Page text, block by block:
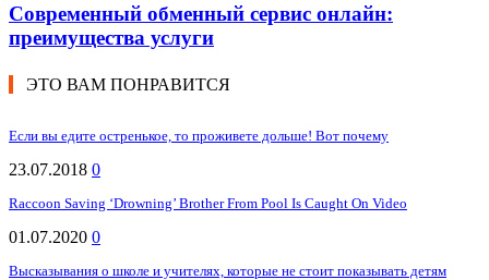
Современный обменный сервис онлайн:
преимущества услуги
ЭТО ВАМ ПОНРАВИТСЯ
Если вы едите остренькое, то проживете дольше! Вот почему
23.07.2018 0
Raccoon Saving ‘Drowning’ Brother From Pool Is Caught On Video
01.07.2020 0
Высказывания о школе и учителях, которые не стоит показывать детям